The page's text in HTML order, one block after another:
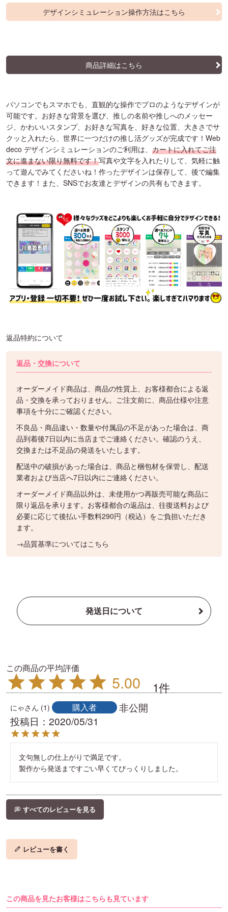
デザインシミュレーション操作方法はこちら
商品詳細はこちら
パソコンでもスマホでも、直観的な操作でプロのようなデザインが
可能です。お好きな背景を選び、推しの名前や推しへのメッセー
ジ、かわいいスタンプ、お好きな写真を、好きな位置、大きさでサ
クッと入れたら、世界に一つだけの推し活グッズが完成です！Web
deco デザインシミュレーションのご利用は、 カートに入れてご注
文に進まない限り無料です！写真や文字を入れたりして、気軽に触
って遊んでみてくださいね！作ったデザインは保存して、後で編集
できます！また、SNSでお友達とデザインの共有もできます。
返品特約について
返品・交換について
オーダーメイド商品は、商品の性質上、お客様都合による返
品・交換を承っておりません。ご注文前に、商品仕様や注意
事項を十分にご確認ください。
不良品・商品違い・数量や付属品の不足があった場合は、商
品到着後7日以内に当店までご連絡ください。確認のうえ、
交換または不足品の発送をいたします。
配送中の破損があった場合は、商品と梱包材を保管し、配送
業者および当店へ7日以内にご連絡ください。
オーダーメイド商品以外は、未使用かつ再販売可能な商品に
限り返品を承ります。お客様都合の返品は、往復送料および
必要に応じて後払い手数料290円（税込）をご負担いただき
ます。
→品質基準についてはこちら
発送日について
5.00 1
にゃ 1 購入者
非公開
投稿日
2020/05/31
文句無しの仕上がりで満足です。
製作から発送まですごい早くてびっくりしました。
すべてのレビューを見る
レビューを書く
この商品を見たお客様はこちらも見ています